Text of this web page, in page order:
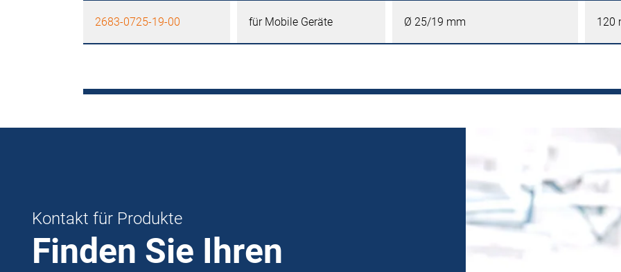
2683-0725-19-00 für Mobile Geräte Ø 25/19 mm 120
Kontakt für Produkte
Finden Sie Ihren